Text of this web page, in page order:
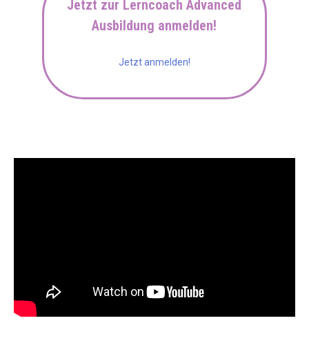
Jetzt zur Lerncoach Advanced
Ausbildung anmelden!
Jetzt anmelden!